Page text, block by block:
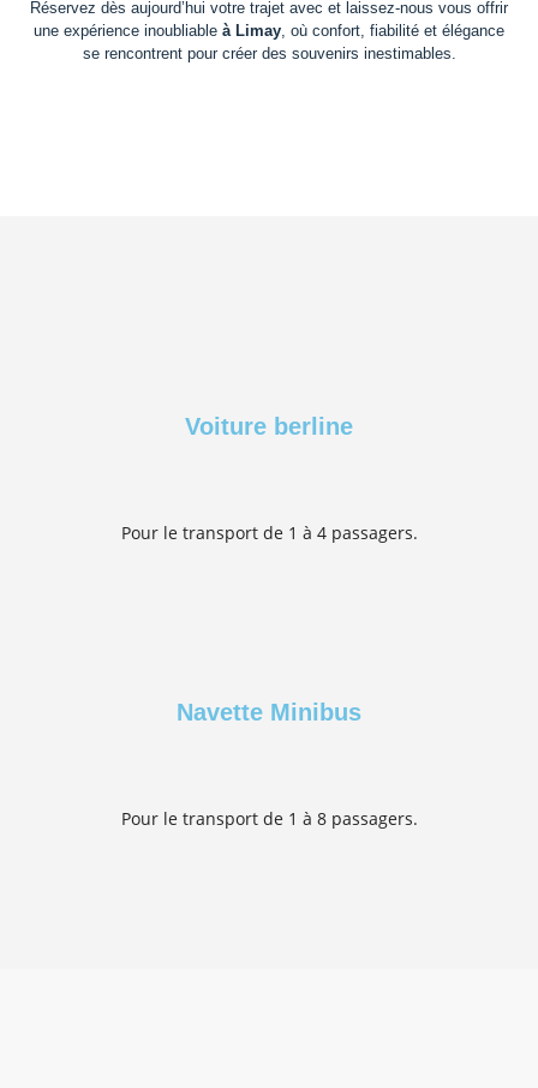
Réservez dès aujourd’hui votre trajet avec et laissez-nous vous offrir
une expérience inoubliable à Limay, où confort, fiabilité et élégance
se rencontrent pour créer des souvenirs inestimables.
Voiture berline
Pour le transport de 1 à 4 passagers.
Navette Minibus
Pour le transport de 1 à 8 passagers.